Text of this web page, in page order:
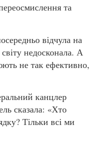
та
відчула на
недосконала. А
не так ефективно,
канцлер
сказала: «Хто
Тільки всі ми